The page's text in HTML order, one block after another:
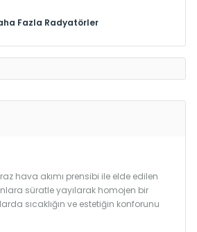
Fazla Radyatörler
hava akımı prensibi ile elde edilen
süratle yayılarak homojen bir
sıcaklığın ve estetiğin konforunu